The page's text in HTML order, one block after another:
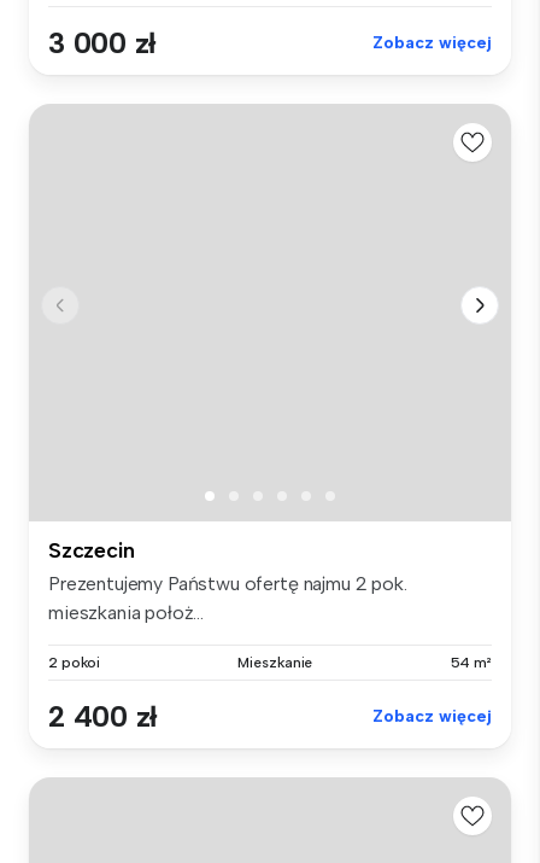
3 000 zł Zobacz więcej
Szczecin
Prezentujemy Państwu ofertę najmu 2 pok.
mieszkania położ...
2 pokoi Mieszkanie 54 m²
2 400 zł Zobacz więcej